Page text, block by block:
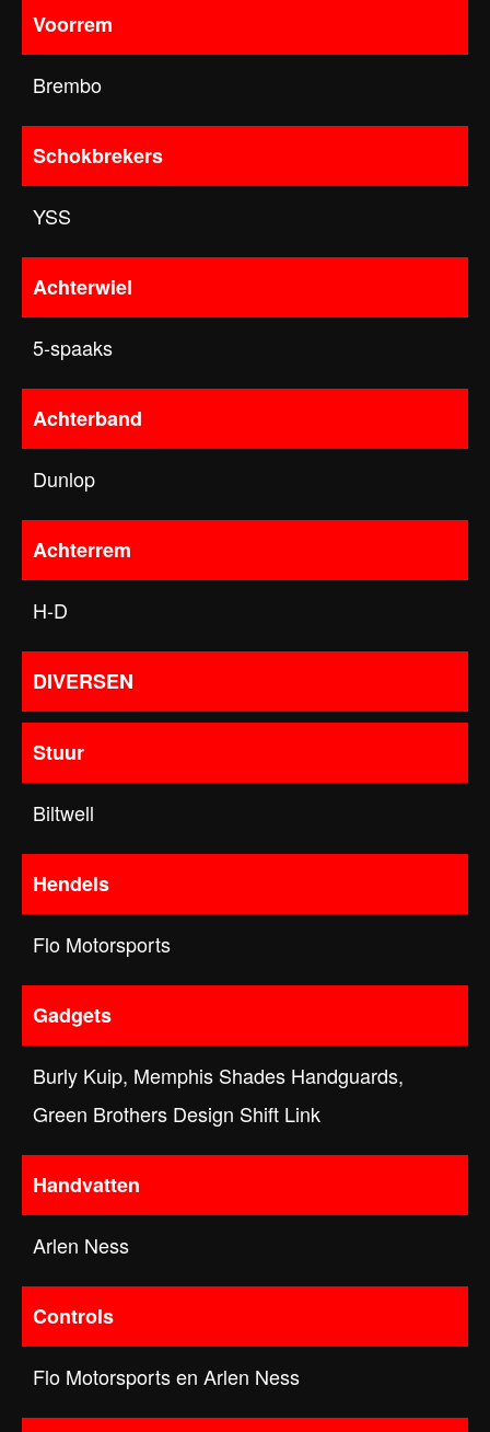
Voorrem
Brembo
Schokbrekers
YSS
Achterwiel
5-spaaks
Achterband
Dunlop
Achterrem
H-D
DIVERSEN
Stuur
Biltwell
Hendels
Flo Motorsports
Gadgets
Burly Kuip, Memphis Shades Handguards,
Green Brothers Design Shift Link
Handvatten
Arlen Ness
Controls
Flo Motorsports en Arlen Ness